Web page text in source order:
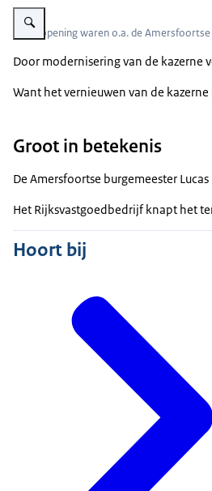
Vergroot afbeelding 3 mannen voor een
Bij de opening waren o.a. de
Door modernisering van de
Want het vernieuwen van de
Groot in betekenis
De Amersfoortse burgemeester
Het Rijksvastgoedbedrijf knapt het
Hoort bij